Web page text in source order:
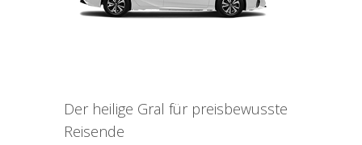
Der heilige Gral für preisbewusste
Reisende